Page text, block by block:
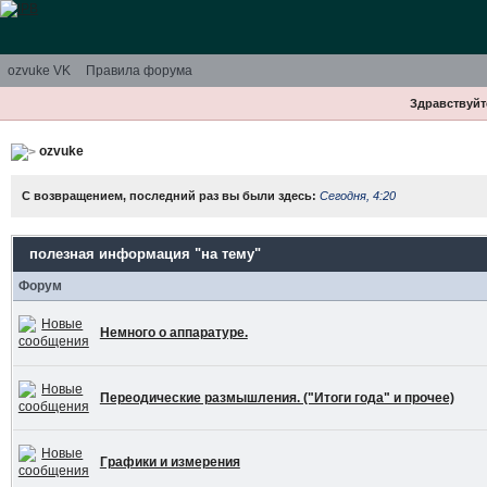
ozvuke VK Правила форума
ozvuke
С возвращением, последний раз вы были здесь: Сегодня, 4:20
полезная информация "на тему"
Форум
Немного о аппаратуре.
Переодические размышления. ("Итоги года" и прочее)
Графики и измерения